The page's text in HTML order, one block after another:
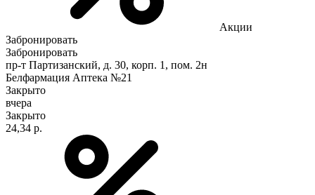
Акции
Забронировать
Забронировать
пр-т Партизанский, д. 30, корп. 1, пом. 2н
Белфармация Аптека №21
Закрыто
вчера
Закрыто
24,34 р.